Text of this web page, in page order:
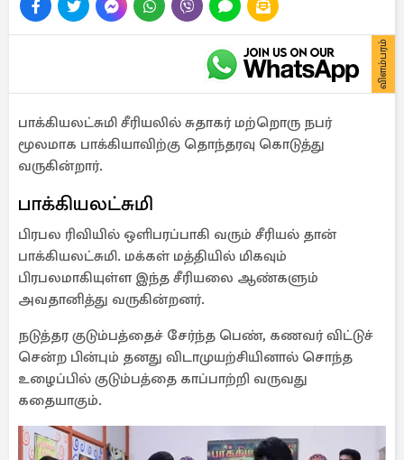
விளம்பரம்
பாக்கியலட்சுமி சீரியலில் சுதாகர் மற்றொரு நபர்
மூலமாக பாக்கியாவிற்கு தொந்தரவு கொடுத்து
வருகின்றார்.
பாக்கியலட்சுமி
பிரபல ரிவியில் ஒளிபரப்பாகி வரும் சீரியல் தான்
பாக்கியலட்சுமி. மக்கள் மத்தியில் மிகவும்
பிரபலமாகியுள்ள இந்த சீரியலை ஆண்களும்
அவதானித்து வருகின்றனர்.
நடுத்தர குடும்பத்தைச் சேர்ந்த பெண், கணவர் விட்டுச்
சென்ற பின்பும் தனது விடாமுயற்சியினால் சொந்த
உழைப்பில் குடும்பத்தை காப்பாற்றி வருவது
கதையாகும்.